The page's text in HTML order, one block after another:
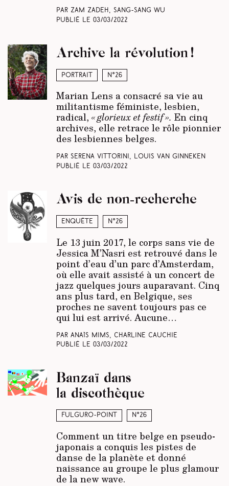
Par Zam Zadeh, Sang-Sang Wu
Publié le 03/03/2022
Portrait N°26
Archive la révolution !
Marian Lens a consacré sa vie au
militantisme féministe, lesbien,
radical, « glorieux et festif ». En cinq
archives, elle retrace le rôle pionnier
des lesbiennes belges.
Par Serena Vittorini, Louis Van Ginneken
Publié le 03/03/2022
Enquête N°26
Avis de non-recherche
Le 13 juin 2017, le corps sans vie de
Jessica M’Nasri est retrouvé dans le
point d’eau d’un parc d’Amsterdam,
où elle avait assisté à un concert de
jazz quelques jours auparavant. Cinq
ans plus tard, en Belgique, ses
proches ne savent toujours pas ce
qui lui est arrivé. Aucune…
Par Anaïs Mims, Charline Cauchie
Publié le 03/03/2022
Fulguro-Point N°26
Banzaï dans
la discothèque
Comment un titre belge en pseudo-
japonais a conquis les pistes de
danse de la planète et donné
naissance au groupe le plus glamour
de la new wave.